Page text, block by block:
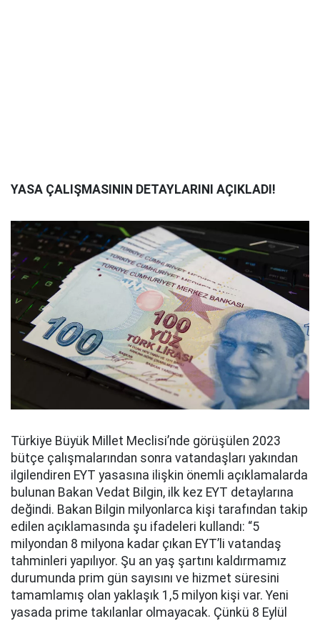
YASA ÇALIŞMASININ DETAYLARINI AÇIKLADI!
Türkiye Büyük Millet Meclisi’nde görüşülen 2023
bütçe çalışmalarından sonra vatandaşları yakından
ilgilendiren EYT yasasına ilişkin önemli açıklamalarda
bulunan Bakan Vedat Bilgin, ilk kez EYT detaylarına
değindi. Bakan Bilgin milyonlarca kişi tarafından takip
edilen açıklamasında şu ifadeleri kullandı: “5
milyondan 8 milyona kadar çıkan EYT’li vatandaş
tahminleri yapılıyor. Şu an yaş şartını kaldırmamız
durumunda prim gün sayısını ve hizmet süresini
tamamlamış olan yaklaşık 1,5 milyon kişi var. Yeni
yasada prime takılanlar olmayacak. Çünkü 8 Eylül